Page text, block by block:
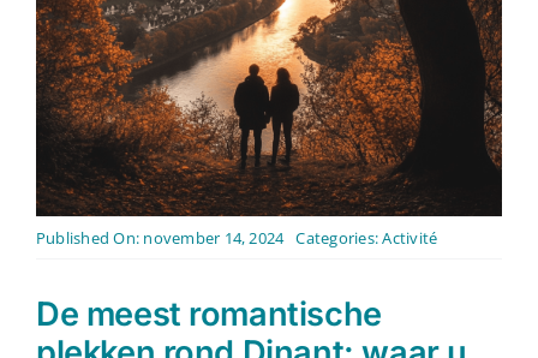
Contact
Nederlands
Published On: november 14, 2024 Categories:Activité
De meest romantische